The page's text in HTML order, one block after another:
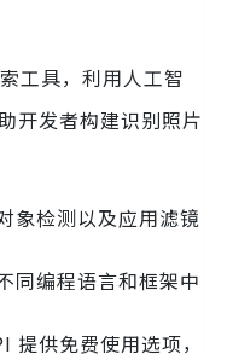
工具，利用人工智
开发者构建识别照片
象检测以及应用滤镜
同编程语言和框架中
供免费使用选项，